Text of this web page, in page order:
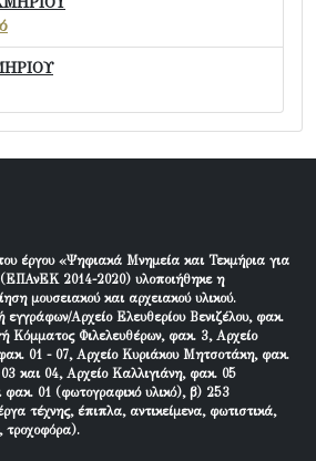
έργου «Ψηφιακά Μνημεία και Τεκμήρια για
(ΕΠΑνΕΚ 2014-2020) υλοποιήθηκε η
μουσειακού και αρχειακού υλικού.
εγγράφων/Αρχείο Ελευθερίου Βενιζέλου, φακ.
Κόμματος Φιλελευθέρων, φακ. 3, Αρχείο
01 - 07, Αρχείο Κυριάκου Μητσοτάκη, φακ.
και 04, Αρχείο Καλλιγιάνη, φακ. 05
φακ. 01 (φωτογραφικό υλικό), β) 253
τέχνης, έπιπλα, αντικείμενα, φωτιστικά,
τροχοφόρα).